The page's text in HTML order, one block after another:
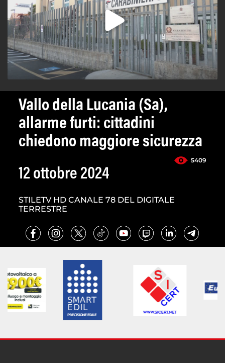
Vallo della Lucania (Sa),
allarme furti: cittadini
chiedono maggiore sicurezza
5409
12 ottobre 2024
STILETV HD CANALE 78 DEL DIGITALE
TERRESTRE